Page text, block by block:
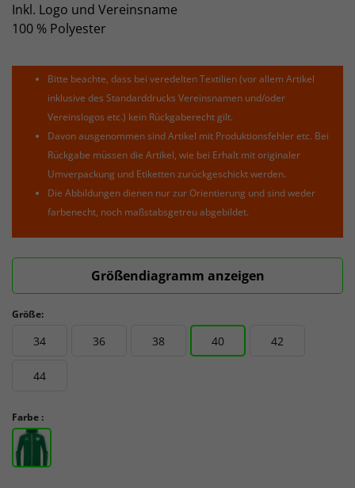
Inkl. Logo und Vereinsname
100 % Polyester
Bitte beachte, dass bei veredelten Textilien (vor allem Artikel
inklusive des Standarddrucks Vereinsnamen und/oder
Vereinslogos etc.) kein Rückgaberecht gilt.
Davon ausgenommen sind Artikel mit Produktionsfehler etc. Bei
Rückgabe müssen die Artikel, wie bei Erhalt mit originaler
Umverpackung und Etiketten zurückgeschickt werden.
Die Abbildungen dienen nur zur Orientierung und sind weder
farbenecht, noch maßstabsgetreu abgebildet.
Größendiagramm anzeigen
Größe:
34 36 38 40 42
44
Farbe :